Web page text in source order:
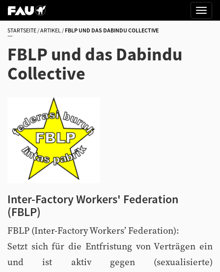
STARTSEITE ARTIKEL FBLP UND DAS DABINDU COLLECTIVE
FBLP und das Dabindu
Collective
Inter-Factory Workers' Federation
(FBLP)
FBLP (Inter-Factory Workers’ Federation):
Setzt sich für die Entfristung von Verträgen ein
und ist aktiv gegen (sexualisierte)